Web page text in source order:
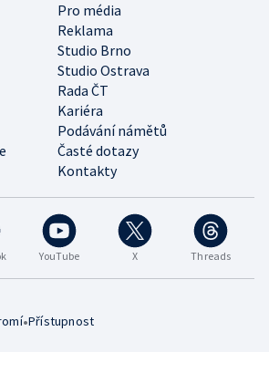
Pro média
Reklama
Studio Brno
Studio Ostrava
Rada ČT
Kariéra
Podávání námětů
Časté dotazy
Kontakty
YouTube X Threads
•Přístupnost